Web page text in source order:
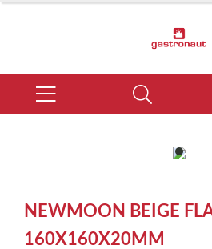
item
of
1
NEWMOON BEIGE
160X160X20MM